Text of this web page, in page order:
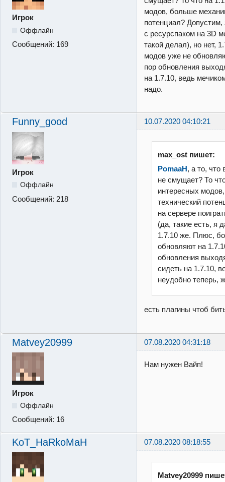
Игрок
Оффлайн
Сообщений: 169
модов, больше
потенциал? Допустим,
с ресурспаком на 3D
такой делал), но нет,
модов уже не
пор обновления
на 1.7.10, ведь
надо.
Funny_good 10.07.2020 04:10:21
Игрок
Оффлайн
Сообщений: 218
max_ost пишет:
PomaaH, а то, что
не смущает? То
интересных
технический
на сервере
(да, такие есть, я
1.7.10 же. Плюс,
обновляют на
обновления
сидеть на 1.7.10,
неудобно теперь,
есть плагины чтоб
Matvey20999 07.08.2020 04:31:18
Игрок
Оффлайн
Сообщений: 16
Нам нужен Вайп!
KoT_HaRkoMaH 07.08.2020 08:18:55
Matvey20999